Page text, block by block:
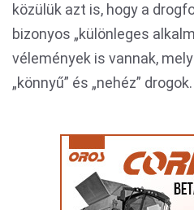
közülük azt is, hogy a
bizonyos „különleges
vélemények is vannak,
„könnyű” és „nehéz” drogok.